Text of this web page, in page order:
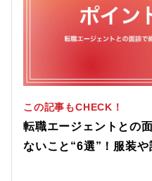
この記事もCHECK！
転職エージェントとの
ないこと“6選”！服装